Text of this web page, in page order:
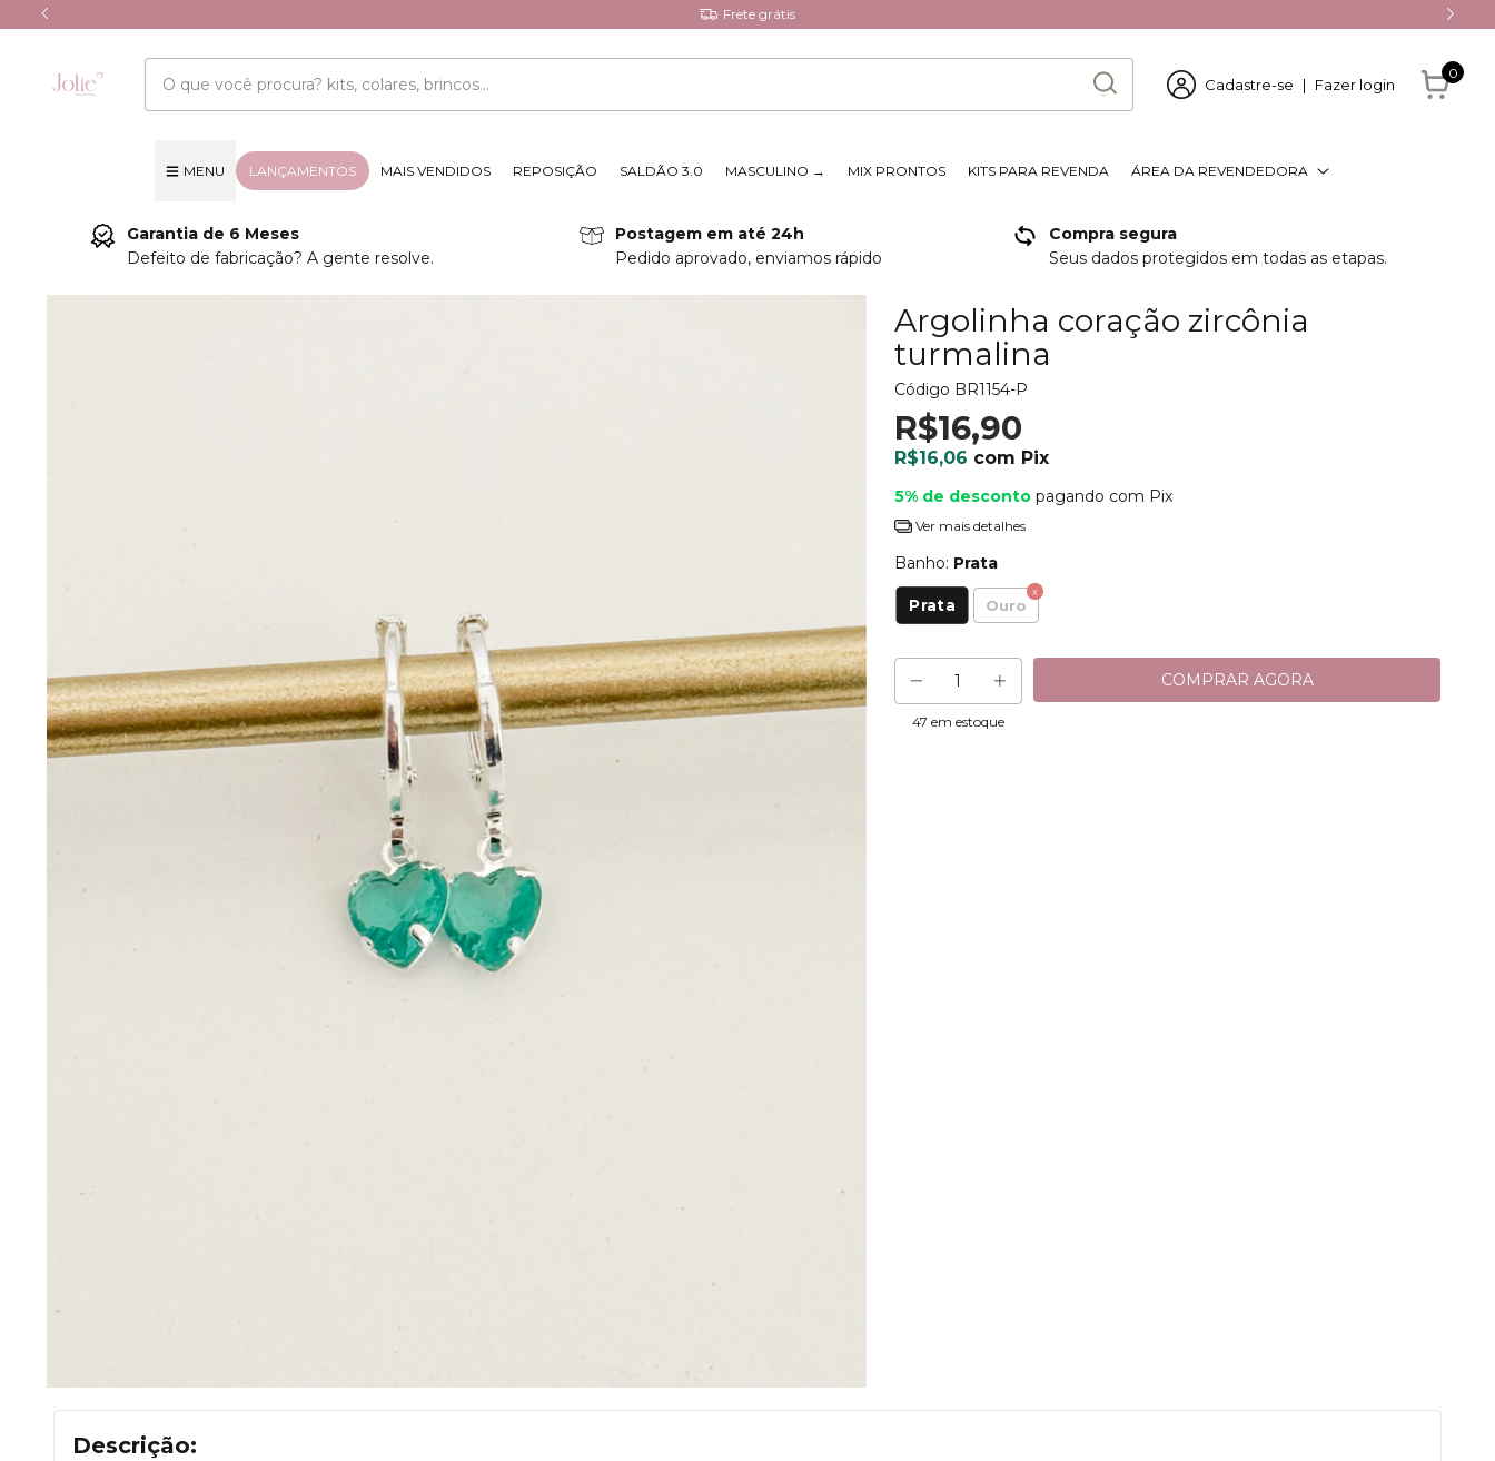
Frete grátis
Cadastre-se | Fazer login
0
MENU LANÇAMENTOS MAIS VENDIDOS REPOSIÇÃO SALDÃO 3.0 MASCULINO → MIX PRONTOS KITS PARA REVENDA ÁREA DA REVENDEDORA
Garantia de 6 Meses
Defeito de fabricação? A gente resolve.
Postagem em até 24h
Pedido aprovado, enviamos rápido
Compra segura
Seus dados protegidos em todas as etapas.
Argolinha coração zircônia
turmalina
Código BR1154-P
R$16,90
R$16,06 com Pix
5% de descontopagando com Pix
Ver mais detalhes
Banho: Prata
Prata Ouro
47 em estoque
Descrição: